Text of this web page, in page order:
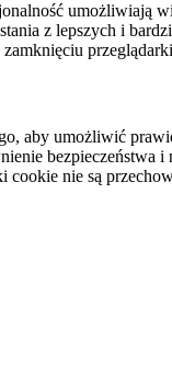
umożliwiają
z lepszych i
aby umożliwić
bezpieczeństwa
cookie nie są